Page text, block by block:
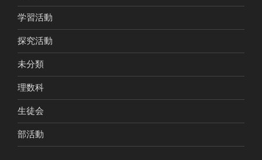
学習活動
探究活動
未分類
理数科
生徒会
部活動